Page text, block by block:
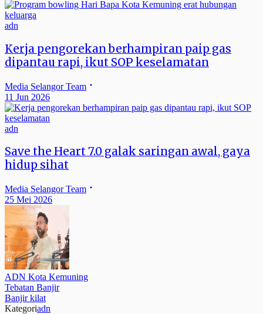
adn
Kerja pengorekan berhampiran paip gas
dipantau rapi, ikut SOP keselamatan
Media Selangor Team
11 Jun 2026
adn
Save the Heart 7.0 galak saringan awal, gaya
hidup sihat
Media Selangor Team
25 Mei 2026
ADN Kota Kemuning
Tebatan Banjir
Banjir kilat
Kategoriadn